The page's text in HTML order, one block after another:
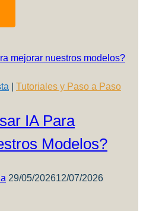
Tutoriales y Paso a Paso
IA Para
Modelos?
29/05/202612/07/2026